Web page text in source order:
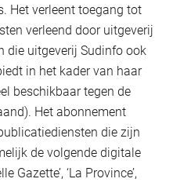
Het verleent toegang tot
verleend door uitgeverij
die uitgeverij Sudinfo ook
in het kader van haar
beschikbaar tegen de
Het abonnement
die zijn
de volgende digitale
Gazette’, ‘La Province’,